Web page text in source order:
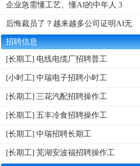
企业急需懂工艺、懂AI的中年人 3
后悔裁员了？越来越多公司证明AI无
招聘信息
[长期工] 电线电缆厂招聘普工
[小时工] 中瑞电子招聘小时工
[长期工] 三花汽配招聘操作工
[长期工] 五丰冷食招聘操作工
[长期工] 中瑞招聘长期工
[长期工] 芜湖安波福招聘操作工